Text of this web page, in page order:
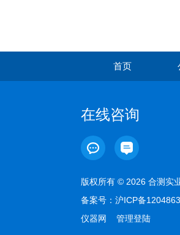
首页
在线咨询
版权所有 © 2026 合测实
备案号： 沪ICP备
仪器网
管理登陆